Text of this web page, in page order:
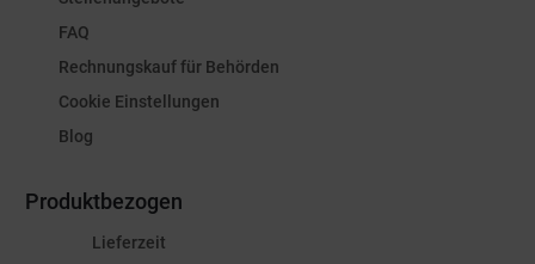
FAQ
Rechnungskauf für Behörden
Cookie Einstellungen
Blog
Produktbezogen
Lieferzeit